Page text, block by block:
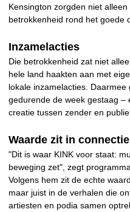
Kensington zorgden niet
betrokkenheid rond het goede
Inzamelacties
Die betrokkenheid zat niet
hele land haakten aan met
lokale inzamelacties.
gedurende de week gestaag –
creatie tussen zender en
Waarde zit in connectie
"Dit is waar KINK voor staat:
beweging zet", zegt
Volgens hem zit de echte
maar juist in de verhalen die
artiesten en podia samen